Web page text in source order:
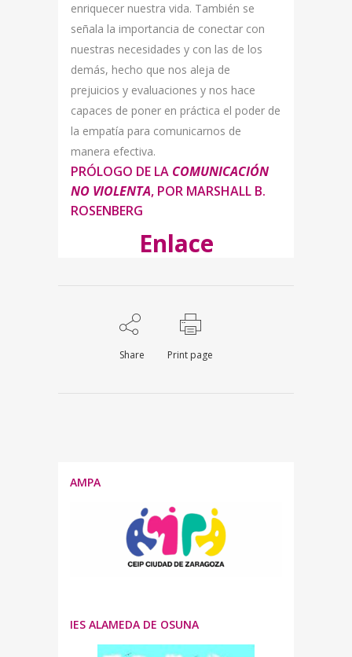
enriquecer nuestra vida. También se
señala la importancia de conectar con
nuestras necesidades y con las de los
demás, hecho que nos aleja de
prejuicios y evaluaciones y nos hace
capaces de poner en práctica el poder de
la empatía para comunicarnos de
manera efectiva.
PRÓLOGO DE LA COMUNICACIÓN
NO VIOLENTA, POR MARSHALL B.
ROSENBERG
Enlace
Share Print page
AMPA
IES ALAMEDA DE OSUNA